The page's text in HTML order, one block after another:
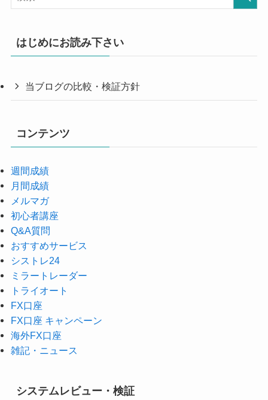
はじめにお読み下さい
当ブログの比較・検証方針
コンテンツ
週間成績
月間成績
メルマガ
初心者講座
Q&A質問
おすすめサービス
シストレ24
ミラートレーダー
トライオート
FX口座
FX口座 キャンペーン
海外FX口座
雑記・ニュース
システムレビュー・検証